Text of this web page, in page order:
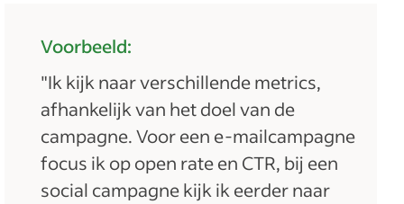
Voorbeeld:
"Ik kijk naar verschillende metrics,
afhankelijk van het doel van de
campagne. Voor een e-mailcampagne
focus ik op open rate en CTR, bij een
social campagne kijk ik eerder naar